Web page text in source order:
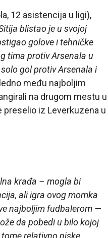
12 asistencija u ligi),
blistao je u svojoj
golove i tehničke
tima protiv Arsenala u
gol protiv Arsenala i
među najboljim
na drugom mestu u
preselio iz Leverkuzena u
krađa – mogla bi
ali igra ovog momka
najboljim fudbalerom —
da pobedi u bilo kojoj
relativno niske